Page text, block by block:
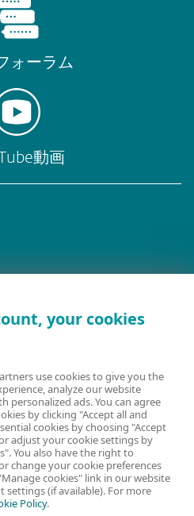
ォーラム
動画
顧客？
your cookies
use cookies to give you the
analyze our website
personalized ads. You can agree
by clicking "Accept all and
cookies by choosing "Accept
adjust your cookie settings by
You also have the right to
change your cookie preferences
cookies" link in our website
(if available). For more
Policy.